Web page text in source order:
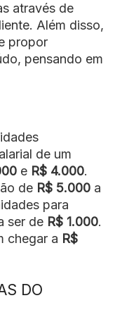
através de
Além disso,
propor
pensando em
de um
e R$ 4.000.
de R$ 5.000 a
para
ser de R$ 1.000.
chegar a R$
DO